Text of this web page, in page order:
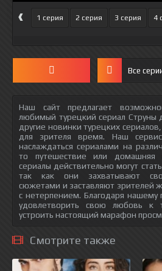
‹ 1 серия 2 серия 3 серия 4
Все
Наш сайт предлагает
любимый турецкий сериал Струны
другие новинки турецких
для зрителя время. Наш
наслаждаться сериалами на
то путешествие или домашняя
сериалы действительно могут
так как они захватывают
сюжетами и заставляют зрителей
с нетерпением. Благодаря нашему
удовлетворить свою любовь к
устроить настоящий марафон
Смотрите также